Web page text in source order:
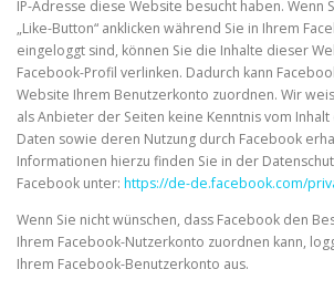
IP-Adresse diese Website besucht haben. Wenn
„Like-Button“ anklicken während Sie in Ihrem
eingeloggt sind, können Sie die Inhalte dieser
Facebook-Profil verlinken. Dadurch kann
Website Ihrem Benutzerkonto zuordnen. Wir
als Anbieter der Seiten keine Kenntnis vom
Daten sowie deren Nutzung durch Facebook
Informationen hierzu finden Sie in der
Facebook unter: https://de-de.facebook.com/
Wenn Sie nicht wünschen, dass Facebook den
Ihrem Facebook-Nutzerkonto zuordnen kann,
Ihrem Facebook-Benutzerkonto aus.